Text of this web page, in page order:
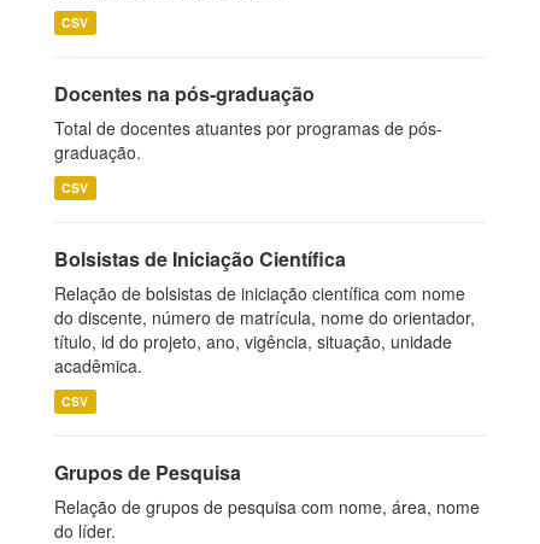
CSV
Docentes na pós-graduação
Total de docentes atuantes por programas de pós-
graduação.
CSV
Bolsistas de Iniciação Científica
Relação de bolsistas de iniciação científica com nome
do discente, número de matrícula, nome do orientador,
título, id do projeto, ano, vigência, situação, unidade
acadêmica.
CSV
Grupos de Pesquisa
Relação de grupos de pesquisa com nome, área, nome
do líder.